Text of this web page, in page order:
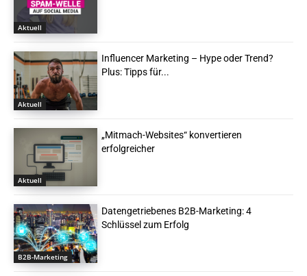
Aktuell
Aktuell
Influencer Marketing – Hype oder Trend?
Plus: Tipps für...
Aktuell
„Mitmach-Websites“ konvertieren
erfolgreicher
B2B-Marketing
Datengetriebenes B2B-Marketing: 4
Schlüssel zum Erfolg